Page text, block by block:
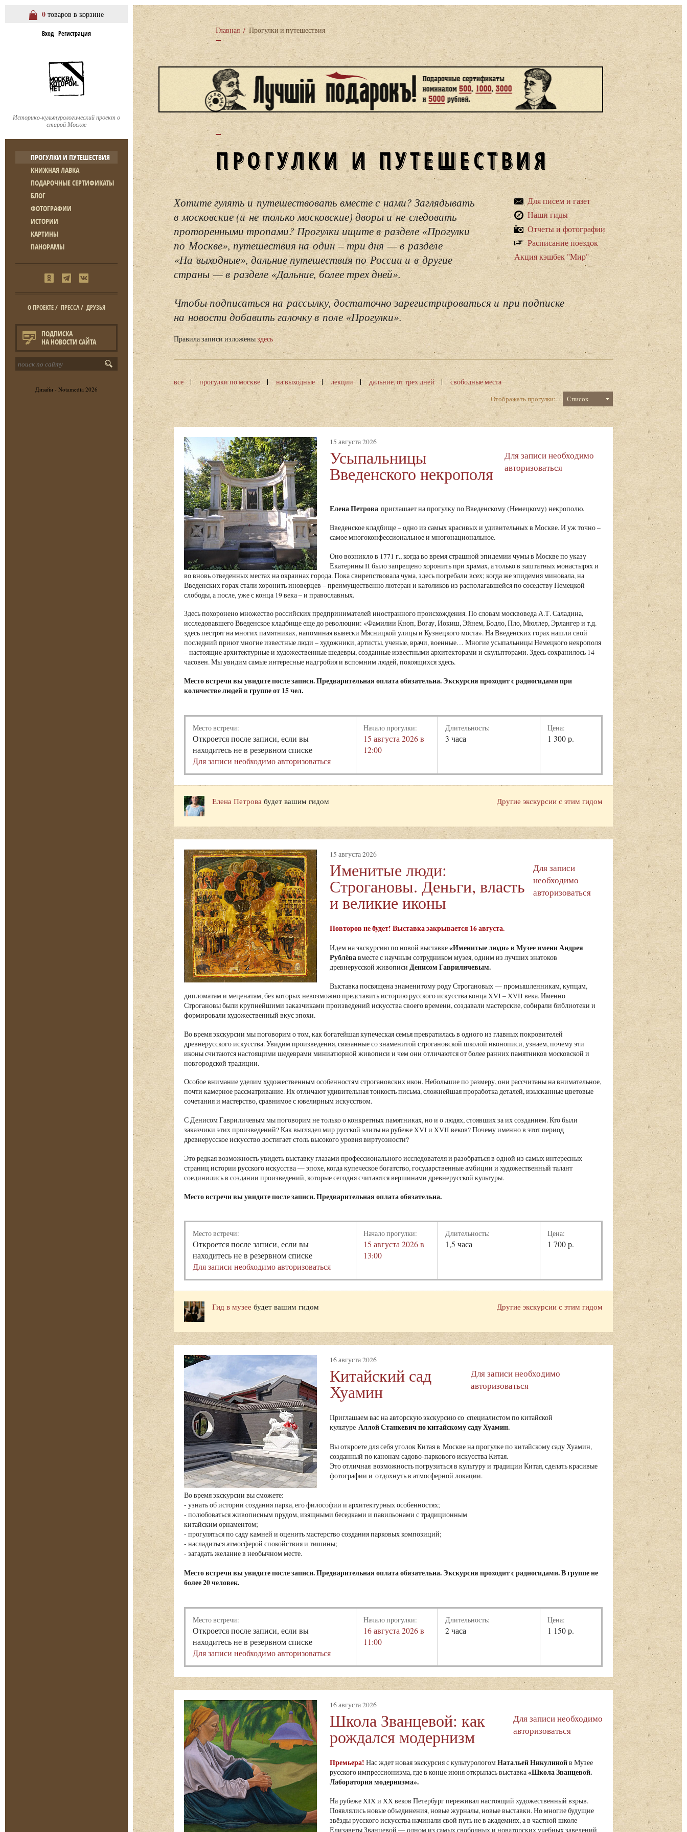
0 товаров в корзине
Вход Регистрация
Историко-культурологический проект о
старой Москве
ПРОГУЛКИ И ПУТЕШЕСТВИЯ
КНИЖНАЯ ЛАВКА
ПОДАРОЧНЫЕ СЕРТИФИКАТЫ
БЛОГ
ФОТОГРАФИИ
ИСТОРИИ
КАРТИНЫ
ПАНОРАМЫ
О ПРОЕКТЕ/ ПРЕССА/ ДРУЗЬЯ
ПОДПИСКА
НА НОВОСТИ САЙТА
Дизайн - Notamedia 2026
Главная / Прогулки и путешествия
ПРОГУЛКИ И ПУТЕШЕСТВИЯ
Для писем и газет
Наши гиды
Отчеты и фотографии
Расписание поездок
Акция кэшбек "Мир"
Хотите гулять и путешествовать вместе с нами? Заглядывать
в московские (и не только московские) дворы и не следовать
проторенными тропами? Прогулки ищите в разделе «Прогулки
по Москве», путешествия на один – три дня — в разделе
«На выходные», дальние путешествия по России и в другие
страны — в разделе «Дальние, более трех дней».
Чтобы подписаться на рассылку, достаточно зарегистрироваться и при подписке
на новости добавить галочку в поле «Прогулки».
Правила записи изложеныздесь
все прогулки по москве на выходные лекции дальние, от трех дней
свободные места
Отображать прогулки:
Список
15 августа 2026
Усыпальницы
Введенского некрополя
Для записи необходимо
авторизоваться
Елена Петрова приглашает на прогулку по Введенскому (Немецкому) некрополю.
Введенское кладбище – одно из самых красивых и удивительных в Москве. И уж точно –
самое многоконфессиональное и многонациональное.
Оно возникло в 1771 г., когда во время страшной эпидемии чумы в Москве по указу
Екатерины II было запрещено хоронить при храмах, а только в заштатных монастырях и
во вновь отведенных местах на окраинах города. Пока свирепствовала чума, здесь погребали всех; когда же эпидемия миновала, на
Введенских горах стали хоронить иноверцев – преимущественно лютеран и католиков из располагавшейся по соседству Немецкой
слободы, а после, уже с конца 19 века – и православных.
Здесь похоронено множество российских предпринимателей иностранного происхождения. По словам москвоведа А.Т. Саладина,
исследовавшего Введенское кладбище еще до революции: «Фамилии Кноп, Вогау, Иокиш, Эйнем, Бодло, Пло, Мюллер, Эрлангер и т.д.
здесь пестрят на многих памятниках, напоминая вывески Мясницкой улицы и Кузнецкого моста». На Введенских горах нашли свой
последний приют многие известные люди – художники, артисты, ученые, врачи, военные… Многие усыпальницы Немецкого некрополя
– настоящие архитектурные и художественные шедевры, созданные известными архитекторами и скульпторами. Здесь сохранилось 14
часовен. Мы увидим самые интересные надгробия и вспомним людей, покоящихся здесь.
Место встречи вы увидите после записи. Предварительная оплата обязательна. Экскурсия проходит с радиогидами при
количестве людей в группе от 15 чел.
Место встречи:
Откроется после записи, если вы
находитесь не в резервном списке
Для записи необходимо авторизоваться
Начало прогулки:
15 августа 2026 в
12:00
Длительность:
3 часа
Цена:
1 300 р.
Другие экскурсии с этим гидом
Елена Петрова будет вашим гидом
15 августа 2026
Именитые люди:
Строгановы. Деньги, власть
и великие иконы
Для записи
необходимо
авторизоваться
Повторов не будет! Выставка закрывается 16 августа.
Идем на экскурсию по новой выставке«Именитые люди» в Музее имени Андрея
Рублёвавместе с научным сотрудником музея, одним из лучших знатоков
древнерусской живописи Денисом Гавриличевым.
Выставка посвящена знаменитому роду Строгановых — промышленникам, купцам,
дипломатам и меценатам, без которых невозможно представить историю русского искусства конца XVI – XVII века. Именно
Строгановы были крупнейшими заказчиками произведений искусства своего времени, создавали мастерские, собирали библиотеки и
формировали художественный вкус эпохи.
Во время экскурсии мы поговорим о том, как богатейшая купеческая семья превратилась в одного из главных покровителей
древнерусского искусства. Увидим произведения, связанные со знаменитой строгановской школой иконописи, узнаем, почему эти
иконы считаются настоящими шедеврами миниатюрной живописи и чем они отличаются от более ранних памятников московской и
новгородской традиции.
Особое внимание уделим художественным особенностям строгановских икон. Небольшие по размеру, они рассчитаны на внимательное,
почти камерное рассматривание. Их отличают удивительная тонкость письма, сложнейшая проработка деталей, изысканные цветовые
сочетания и мастерство, сравнимое с ювелирным искусством.
С Денисом Гавриличевым мы поговорим не только о конкретных памятниках, но и о людях, стоявших за их созданием. Кто были
заказчики этих произведений? Как выглядел мир русской элиты на рубеже XVI и XVII веков? Почему именно в этот период
древнерусское искусство достигает столь высокого уровня виртуозности?
Это редкая возможность увидеть выставку глазами профессионального исследователя и разобраться в одной из самых интересных
страниц истории русского искусства — эпохе, когда купеческое богатство, государственные амбиции и художественный талант
соединились в создании произведений, которые сегодня считаются вершинами древнерусской культуры.
Место встречи вы увидите после записи. Предварительная оплата обязательна.
Место встречи:
Откроется после записи, если вы
находитесь не в резервном списке
Для записи необходимо авторизоваться
Начало прогулки:
15 августа 2026 в
13:00
Длительность:
1,5 часа
Цена:
1 700 р.
Другие экскурсии с этим гидом
Гид в музее будет вашим гидом
16 августа 2026
Китайский сад
Хуамин
Для записи необходимо
авторизоваться
Приглашаем вас на авторскую экскурсию со специалистом по китайской
культуре Аллой Станкевичпо китайскому саду Хуамин.
Вы откроете для себя уголок Китая в Москве на прогулке по китайскому саду Хуамин,
созданный по канонам садово-паркового искусства Китая.
Это отличная возможность погрузиться в культуру и традиции Китая, сделать красивые
фотографии и отдохнуть в атмосферной локации.
Во время экскурсии вы сможете:
- узнать об истории создания парка, его философии и архитектурных особенностях;
- полюбоваться живописным прудом, изящными беседками и павильонами с традиционным
китайским орнаментом;
- прогуляться по саду камней и оценить мастерство создания парковых композиций;
- насладиться атмосферой спокойствия и тишины;
- загадать желание в необычном месте.
Место встречи вы увидите после записи. Предварительная оплата обязательна. Экскурсия проходит с радиогидами. В группе не
более 20 человек.
Место встречи:
Откроется после записи, если вы
находитесь не в резервном списке
Для записи необходимо авторизоваться
Начало прогулки:
16 августа 2026 в
11:00
Длительность:
2 часа
Цена:
1 150 р.
16 августа 2026
Школа Званцевой: как
рождался модернизм
Для записи необходимо
авторизоваться
Премьера! Нас ждет новая экскурсия с культурологомНатальей Никулинойв Музее
русского импрессионизма, где в конце июня открылась выставка«Школа Званцевой.
Лаборатория модернизма».
На рубеже XIX и XX веков Петербург переживал настоящий художественный взрыв.
Появлялись новые объединения, новые журналы, новые выставки. Но многие будущие
звёзды русского искусства начинали свой путь не в академиях, а в частной школе
Елизаветы Званцевой — одном из самых свободных и новаторских учебных заведений